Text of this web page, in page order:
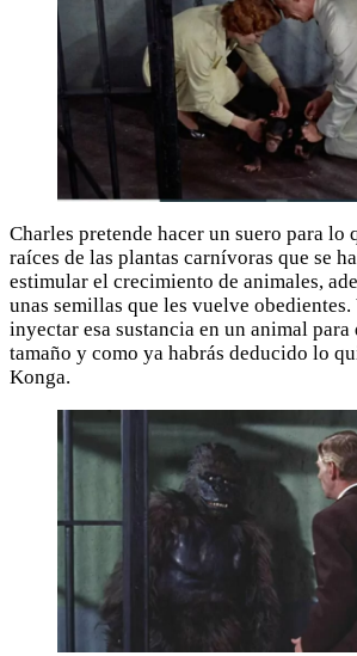
Charles pretende hacer un suero para lo
raíces de las plantas carnívoras que se
estimular el crecimiento de animales,
unas semillas que les vuelve obedientes.
inyectar esa sustancia en un animal para
tamaño y como ya habrás deducido lo
Konga.